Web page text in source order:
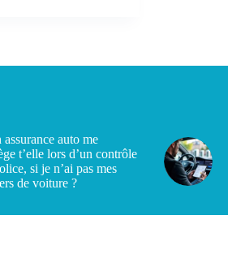
auto me
t’elle lors d’un contrôle
si je n’ai pas mes
de voiture ?